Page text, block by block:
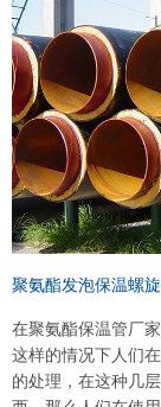
聚氨酯发泡保温螺
在聚氨酯保温管厂
这样的情况下人们
的处理，在这种几